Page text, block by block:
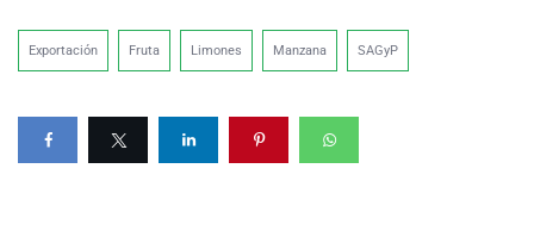
Exportación Fruta Limones Manzana SAGyP